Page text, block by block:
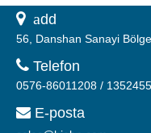
 add
56, Danshan Sanayi
 Telefon
0576-86011208 /
 E-posta